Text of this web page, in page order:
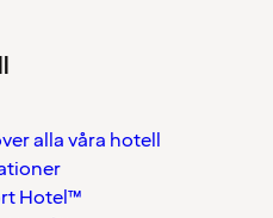
alla våra hotell
Hotel™